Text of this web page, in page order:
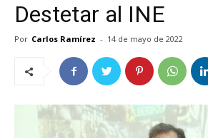
Destetar al INE
Por Carlos Ramírez - 14 de mayo de 2022